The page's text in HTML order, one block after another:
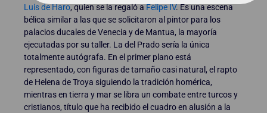
Luis de Haro, quien se la regaló aFelipe IV. Es una escena
bélica similar a las que se solicitaron al pintor para los
palacios ducales de Venecia y de Mantua, la mayoría
ejecutadas por su taller. La del Prado sería la única
totalmente autógrafa. En el primer plano está
representado, con figuras de tamaño casi natural, el rapto
de Helena de Troya siguiendo la tradición homérica,
mientras en tierra y mar se libra un combate entre turcos y
cristianos, título que ha recibido el cuadro en alusión a la